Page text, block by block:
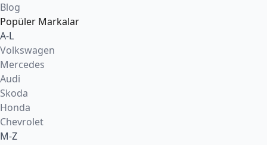
Blog
Popüler Markalar
A-L
Volkswagen
Mercedes
Audi
Skoda
Honda
Chevrolet
M-Z